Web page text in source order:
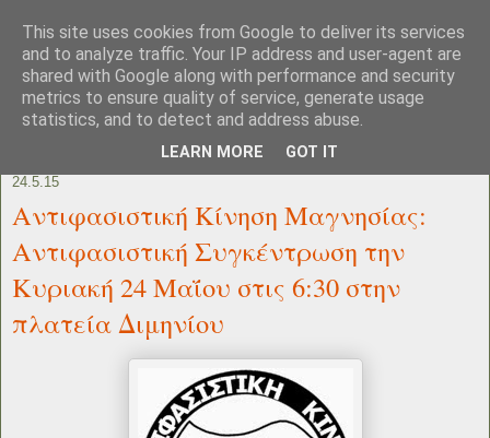
24.5.15
Αντιφασιστική Κίνηση Μαγνησίας:
Αντιφασιστική Συγκέντρωση την
Κυριακή 24 Μαΐου στις 6:30 στην
πλατεία Διμηνίου
This site uses cookies from Google to deliver its services
and to analyze traffic. Your IP address and user-agent are
shared with Google along with performance and security
metrics to ensure quality of service, generate usage
statistics, and to detect and address abuse.
LEARN MORE GOT IT